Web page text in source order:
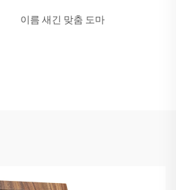
이름 새긴 맞춤 도마